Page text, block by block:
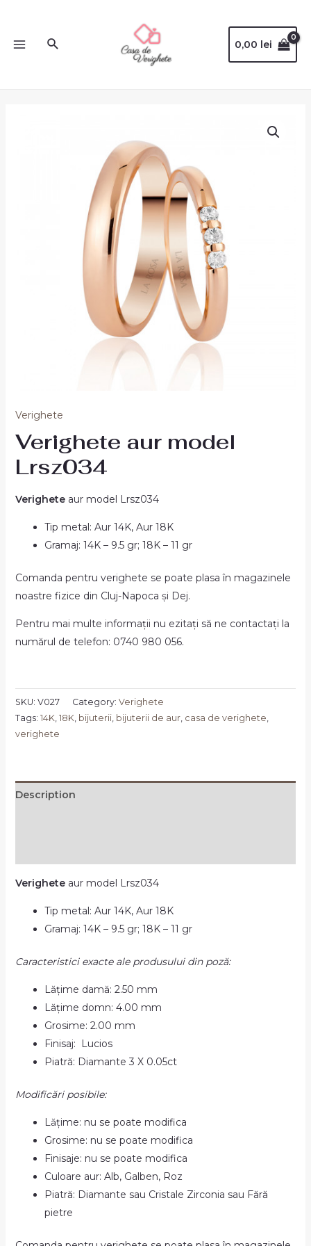
0,00 lei
Verighete
Verighete aur model
Lrsz034
Verigheteaur model Lrsz034
Tip metal: Aur 14K, Aur 18K
Gramaj: 14K – 9.5 gr; 18K – 11 gr
Comanda pentru verighete se poate plasa în magazinele
noastre fizice din Cluj-Napoca și Dej.
Pentru mai multe informații nu ezitați să ne contactați la
numărul de telefon: 0740 980 056.
SKU: V027 Category: Verighete
Tags: 14K 18K bijuterii, bijuterii de aur, casa de verighete
verighete
Description
Verigheteaur model Lrsz034
Tip metal: Aur 14K, Aur 18K
Gramaj: 14K – 9.5 gr; 18K – 11 gr
Caracteristici exacte ale produsului din poză:
Lățime damă: 2.50 mm
Lățime domn: 4.00 mm
Grosime: 2.00 mm
Finisaj: Lucios
Piatră: Diamante 3 X 0.05ct
Modificări posibile:
Lățime: nu se poate modifica
Grosime: nu se poate modifica
Finisaje: nu se poate modifica
Culoare aur: Alb, Galben, Roz
Piatră: Diamante sau Cristale Zirconia sau Fără
pietre